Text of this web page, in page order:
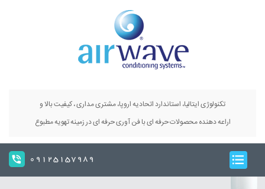
تکنولوژی ایتالیا، استاندارد اتحادیه اروپا، مشتری مداری ، کیفیت بالا و
اراعه دهنده محصولات حرفه ای با فن آوری حرفه ای در زمینه تهویه مطبوع
09125157989